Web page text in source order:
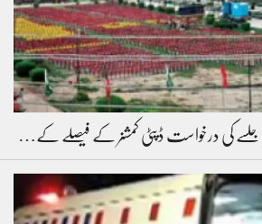
جلسے کی درخواست ڈپٹی کمشنر کے فیصلے کے…